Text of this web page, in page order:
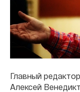
Главный
Алексей